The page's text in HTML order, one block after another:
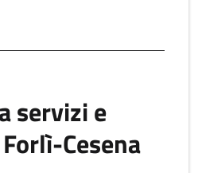
servizi e
Cesena